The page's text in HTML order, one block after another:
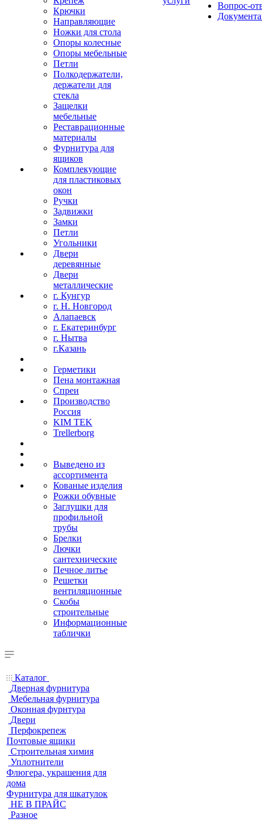
Крючки
Направляющие
Ножки для стола
Опоры колесные
Опоры мебельные
Петли
Полкодержатели,
держатели для
стекла
Защелки
мебельные
Реставрационные
материалы
Фурнитура для
ящиков
Комплекующие
для пластиковых
окон
Ручки
Задвижки
Замки
Петли
Угольники
Двери
деревянные
Двери
металлические
г. Кунгур
г. Н. Новгород
Алапаевск
г. Екатеринбург
г. Нытва
г.Казань
Герметики
Пена монтажная
Спреи
Производство
Россия
KIM TEK
Trellerborg
Выведено из
ассортимента
Кованые изделия
Рожки обувные
Заглушки для
профильной
трубы
Брелки
Лючки
сантехнические
Печное литье
Решетки
вентиляционные
Скобы
строительные
Информационные
таблички
Вопрос-
Каталог
Дверная фурнитура
Мебельная фурнитура
Оконная фурнтура
Двери
Перфокрепеж
Почтовые ящики
Строительная химия
Уплотнители
Флюгера, украшения для
дома
Фурнитура для шкатулок
НЕ В ПРАЙС
Разное